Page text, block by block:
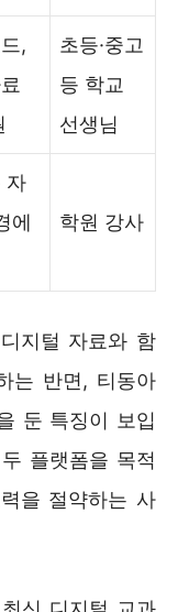
,
초등·중고
등 학교
선생님
자
에
학원 강사
지털 자료와 함
는 반면, 티동아
둔 특징이 보입
플랫폼을 목적
을 절약하는 사